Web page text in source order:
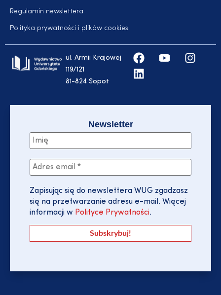
Regulamin newslettera
Polityka prywatności i plików cookies
ul. Armii Krajowej
119/121
81-824 Sopot
Newsletter
Zapisując się do newslettera WUG zgadzasz
się na przetwarzanie adresu e-mail. Więcej
informacji w Polityce Prywatności.